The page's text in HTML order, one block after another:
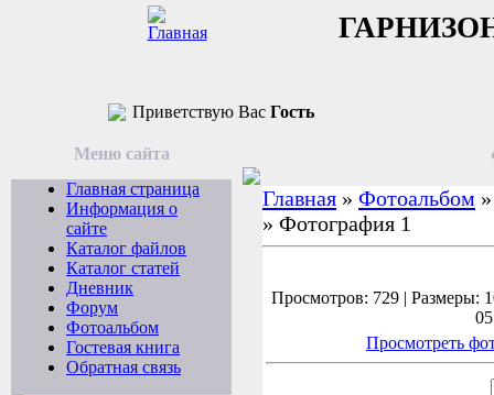
Приветствую Вас Гость
Меню сайта
Главная страница
Информация о
сайте
Каталог файлов
Каталог статей
Дневник
Форум
Фотоальбом
Гостевая книга
Обратная связь
Главная » Фотоальбом
» Фотография 1
Просмотров: 729 | Размеры:
Просмотреть